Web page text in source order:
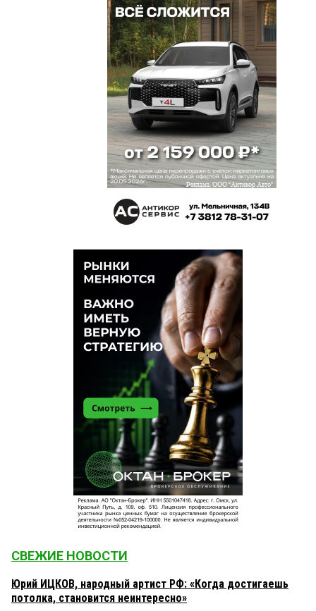
СВЕЖИЕ НОВОСТИ
Юрий ИЦКОВ, народный артист РФ: «Когда достигаешь
потолка, становится неинтересно»